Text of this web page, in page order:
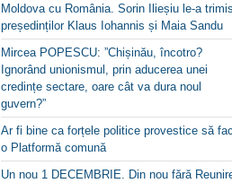
Moldova cu România. Sorin Ilieșiu le-a
președinților Klaus Iohannis și Maia Sandu
Mircea POPESCU: ”Chișinău, încotro?
Ignorând unionismul, prin aducerea unei
credințe sectare, oare cât va dura noul
guvern?”
Ar fi bine ca forțele politice provestice să
o Platformă comună
Un nou 1 DECEMBRIE. Din nou fără